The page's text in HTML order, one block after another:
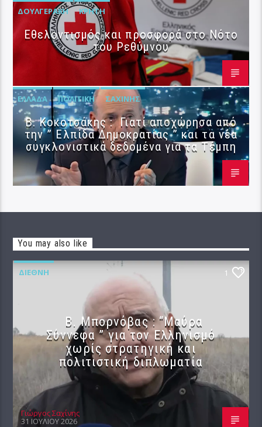
ΔΟΥΛΓΕΡΆΚΗ ΚΡΉΤΗ
Εθελοντισμός και προσφορά στο Νότο
του Ρεθύμνου
ΕΛΛΆΔΑ ΠΟΛΙΤΙΚΉ ΣΑΧΊΝΗΣ
Β. Κοκοτσάκης : Γιατί αποχώρησα από
την ” Ελπίδα Δημοκρατίας ” και τα νέα
συγκλονιστικά δεδομένα για τα Τέμπη
You may also like
ΔΙΕΘΝΉ 1
B. Μπορνόβας : “Μαύρα
Σύννεφα ” για τον Ελληνισμό
χωρίς στρατηγική και
πολιτιστική διπλωματία
Γιώργος Σαχίνης
31 ΙΟΥΛΊΟΥ 2026